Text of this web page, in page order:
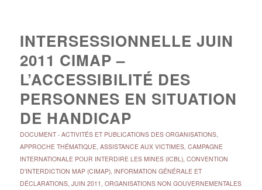
INTERSESSIONNELLE JUIN
2011 CIMAP –
L’ACCESSIBILITÉ DES
PERSONNES EN SITUATION
DE HANDICAP
DOCUMENT- ACTIVITÉS ET PUBLICATIONS DES ORGANISATIONS,
APPROCHE THÉMATIQUE, ASSISTANCE AUX VICTIMES, CAMPAGNE
INTERNATIONALE POUR INTERDIRE LES MINES (ICBL), CONVENTION
D'INTERDICTION MAP (CIMAP), INFORMATION GÉNÉRALE ET
DÉCLARATIONS, JUIN 2011 , ORGANISATIONS NON GOUVERNEMENTALES